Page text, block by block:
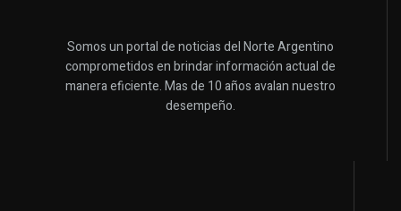
Somos un portal de noticias del Norte Argentino
comprometidos en brindar información actual de
manera eficiente. Mas de 10 años avalan nuestro
desempeño.